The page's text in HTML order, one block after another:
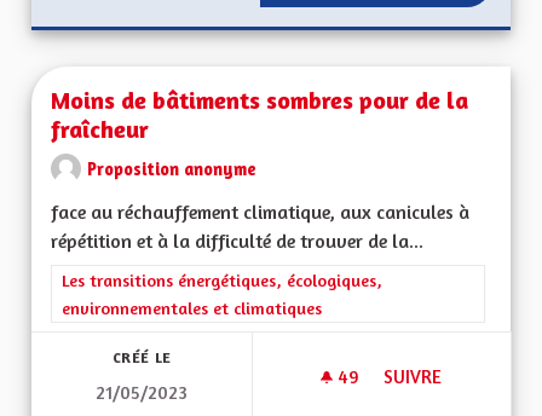
Moins de bâtiments sombres pour de la
fraîcheur
Proposition anonyme
face au réchauffement climatique, aux canicules à
répétition et à la difficulté de trouver de la...
Filtrer les résultats de la catégorie : Les transitions
Les transitions énergétiques, écologiques,
environnementales et climatiques
CRÉÉ LE
21/05/2023
49 49 ABONNÉS
SUIVRE